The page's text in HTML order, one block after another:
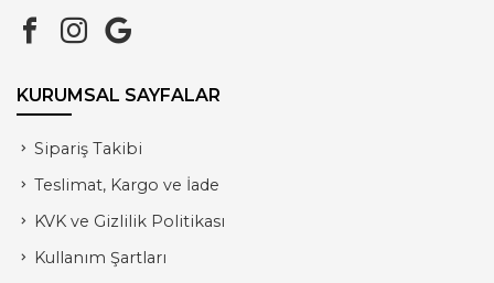
KURUMSAL SAYFALAR
Sipariş Takibi
Teslimat, Kargo ve İade
KVK ve Gizlilik Politikası
Kullanım Şartları